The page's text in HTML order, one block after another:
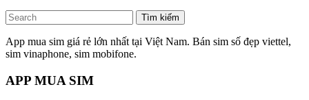
Tìm kiếm
App mua sim giá rẻ lớn nhất tại Việt Nam. Bán sim số đẹp viettel,
sim vinaphone, sim mobifone.
APP MUA SIM